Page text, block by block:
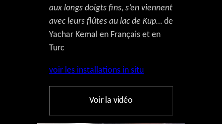
aux longs doigts fins, s’en viennent
avec leurs flûtes au lac de Kup… de
Yachar Kemal en Français et en
Turc
voir les installations in situ
Voir la vidéo